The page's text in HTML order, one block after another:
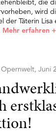
die
wird
der Täterin
Mehr erfahren +
Opernwelt, Juni